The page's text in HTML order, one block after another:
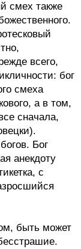
смех также
всего,
бог
смеха
а в том,
сначала,
Бог
анекдоту
с
быть может